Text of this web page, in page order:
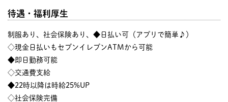
待遇・福利厚生
制服あり、社会保険あり、◆日払い可（アプリで簡単♪）
◇現金日払いもセブンイレブンATMから可能
◆即日勤務可能
◇交通費支給
◆22時以降は時給25%UP
◇社会保険完備